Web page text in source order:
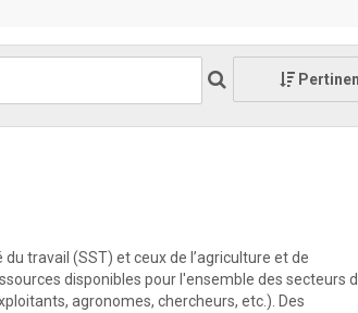
travail (SST) et ceux de l’agriculture et de
disponibles pour l'ensemble des secteurs
agronomes, chercheurs, etc.). Des